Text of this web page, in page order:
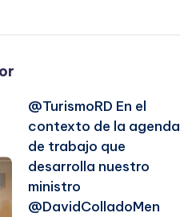
@TurismoRD En el
contexto de la agenda
de trabajo que
desarrolla nuestro
ministro
@DavidColladoMen